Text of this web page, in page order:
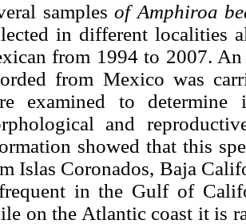
samplesof Amphiroa
in different localities
from 1994 to 2007.
from Mexico was
examined to
and
showed that this
Islas Coronados, Baja
in the Gulf of
on the Atlantic coast it is